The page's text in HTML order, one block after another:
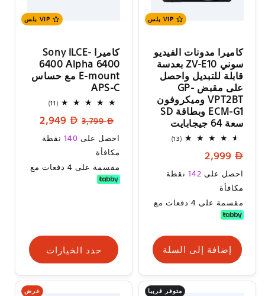
كاميرا مدونات الفيديو
سوني ZV-E10 بعدسة
قابلة للتبديل واحصل
على مقبض GP-
VPT2BT وميكروفون
ECM-G1 وبطاقة SD
سعة 64 جيجابايت
(13)
13
السعر
العادي
السعر
العادي
احصل على 142 نقطة
مكافأة
مقسمة على 4 دفعات مع
إضافة إلى السلة
كاميرا Sony ILCE-
6400 Alpha 6400
E-mount مع حساس
APS-C
(11)
11
المراجعات
السعر
العادي
3,799
سعر
البيع
سعر
البيع
احصل على 140 نقطة
مكافأة
مقسمة على 4 دفعات مع
حدد الخيارات
متوفر قريبا عرض